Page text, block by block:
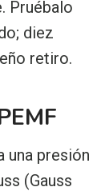
Pruébalo
diez
retiro.
una presión
(Gauss